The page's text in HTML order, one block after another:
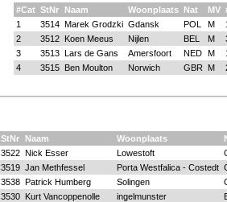
#Cat StNr Naam Woonplaats Nat MV
1
3514 Marek Grodzki Gdansk POL M
2
3512 Koen Meeus Nijlen BEL M
3
3513 Lars de Gans Amersfoort NED M
4
3515 Ben Moulton Norwich GBR M
StNr Naam Woonplaats
3522 Nick Esser Lowestoft
3519 Jan Methfessel Porta Westfalica - Costedt
3538 Patrick Humberg Solingen
3530 Kurt Vancoppenolle ingelmunster